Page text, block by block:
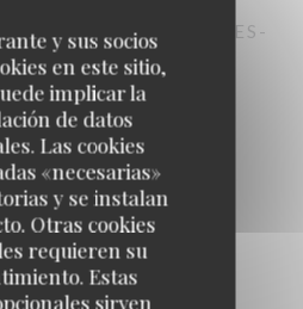
y sus socios
en este sitio,
implicar la
de datos
Las cookies
«necesarias»
y se instalan
Otras cookies
requieren su
Estas
sirven
DE CUISINE
NŒUX-LES-
Cocina francesa